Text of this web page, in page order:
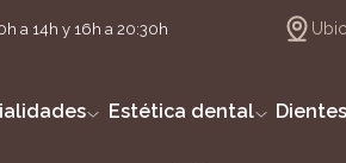
a 14h y 16h a 20:30h
Estética dental